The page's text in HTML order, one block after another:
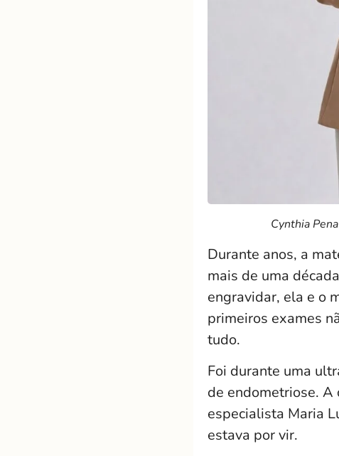
Cynthia
Durante anos, a
mais de uma
engravidar, ela e o
primeiros exames
tudo.
Foi durante uma
de endometriose. A
especialista Maria
estava por vir.